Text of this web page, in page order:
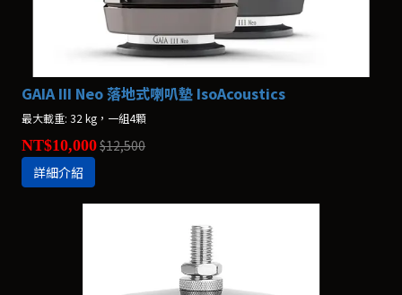
GAIA III Neo 落地式喇叭墊 IsoAcoustics
最大載重: 32 kg，一組4顆
NT$10,000$12,500
詳細介紹